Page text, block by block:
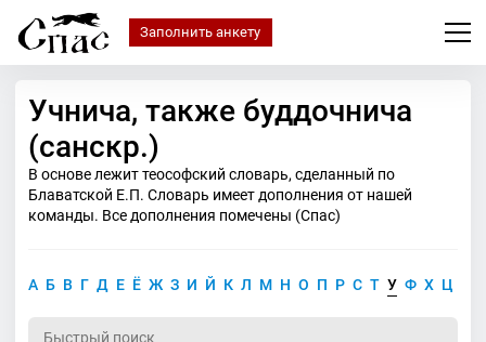
Заполнить анкету
Учнича, также буддочнича
(санскр.)
В основе лежит теософский словарь, сделанный по
Блаватской Е.П. Словарь имеет дополнения от нашей
команды. Все дополнения помечены (Спас)
А Б В Г Д Е Ё Ж З И Й К Л М Н О П Р С Т У Ф Х Ц